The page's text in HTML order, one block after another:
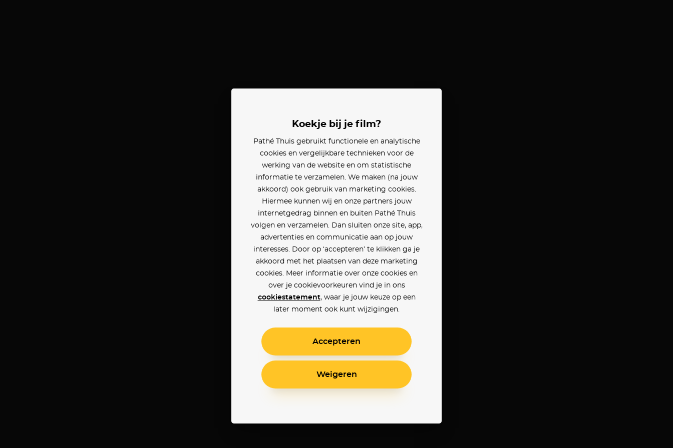
Koekje bij je film?
Pathé Thuis gebruikt functionele en analytische
cookies en vergelijkbare technieken voor de
werking van de website en om statistische
informatie te verzamelen. We maken (na jouw
akkoord) ook gebruik van marketing cookies.
Hiermee kunnen wij en onze partners jouw
internetgedrag binnen en buiten Pathé Thuis
volgen en verzamelen. Dan sluiten onze site, app,
advertenties en communicatie aan op jouw
interesses. Door op ‘accepteren’ te klikken ga je
akkoord met het plaatsen van deze marketing
cookies. Meer informatie over onze cookies en
over je cookievoorkeuren vind je in ons
cookiestatement, waar je jouw keuze op een
later moment ook kunt wijzigingen.
Accepteren
Weigeren